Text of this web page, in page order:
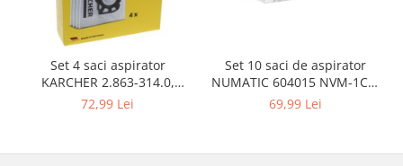
Igiena si ingrijire
Jucarii si Jocuri
Petshop
Accesorii animale de companie
Castroane si adapatori animale
Set 4 saci aspirator
KARCHER 2.863-314.0,
compatibil cu WD, KWD, SE
72,99 Lei
Set 10 saci de aspirator
NUMATIC 604015 NVM-1CH,
9L
69,99 Lei